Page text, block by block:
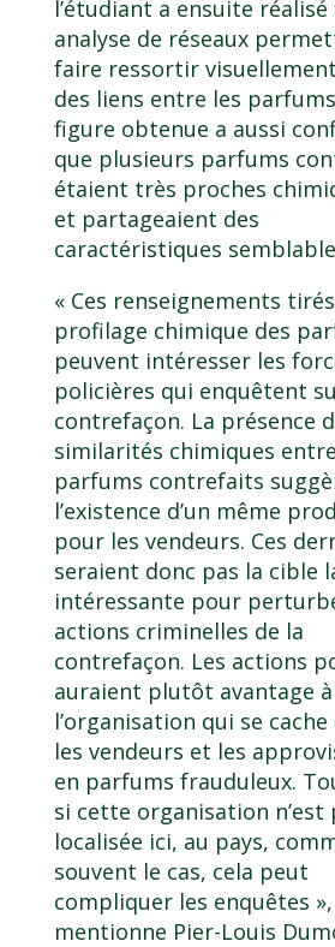
l’étudiant a ensuite réalisé
analyse de réseaux
faire ressortir
des liens entre les
figure obtenue a aussi
que plusieurs parfums
étaient très proches
et partageaient des
caractéristiques
« Ces renseignements
profilage chimique des
peuvent intéresser les
policières qui enquêtent
contrefaçon. La présence
similarités chimiques
parfums contrefaits
l’existence d’un même
pour les vendeurs. Ces
seraient donc pas la cible
intéressante pour
actions criminelles de la
contrefaçon. Les actions
auraient plutôt avantage
l’organisation qui se
les vendeurs et les
en parfums frauduleux.
si cette organisation n’est
localisée ici, au pays,
souvent le cas, cela peut
compliquer les enquêtes »,
mentionne Pier-Louis